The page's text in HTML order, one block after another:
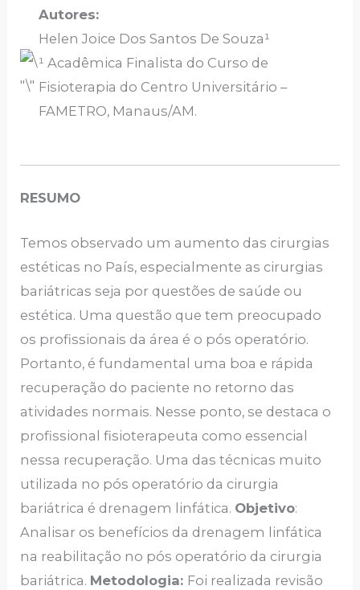
Autores:
Helen Joice Dos Santos De Souza¹
¹ Acadêmica Finalista do Curso de
Fisioterapia do Centro Universitário –
FAMETRO, Manaus/AM.
RESUMO
Temos observado um aumento das cirurgias
estéticas no País, especialmente as cirurgias
bariátricas seja por questões de saúde ou
estética. Uma questão que tem preocupado
os profissionais da área é o pós operatório.
Portanto, é fundamental uma boa e rápida
recuperação do paciente no retorno das
atividades normais. Nesse ponto, se destaca o
profissional fisioterapeuta como essencial
nessa recuperação. Uma das técnicas muito
utilizada no pós operatório da cirurgia
bariátrica é drenagem linfática. Objetivo:
Analisar os benefícios da drenagem linfática
na reabilitação no pós operatório da cirurgia
bariátrica. Metodologia: Foi realizada revisão